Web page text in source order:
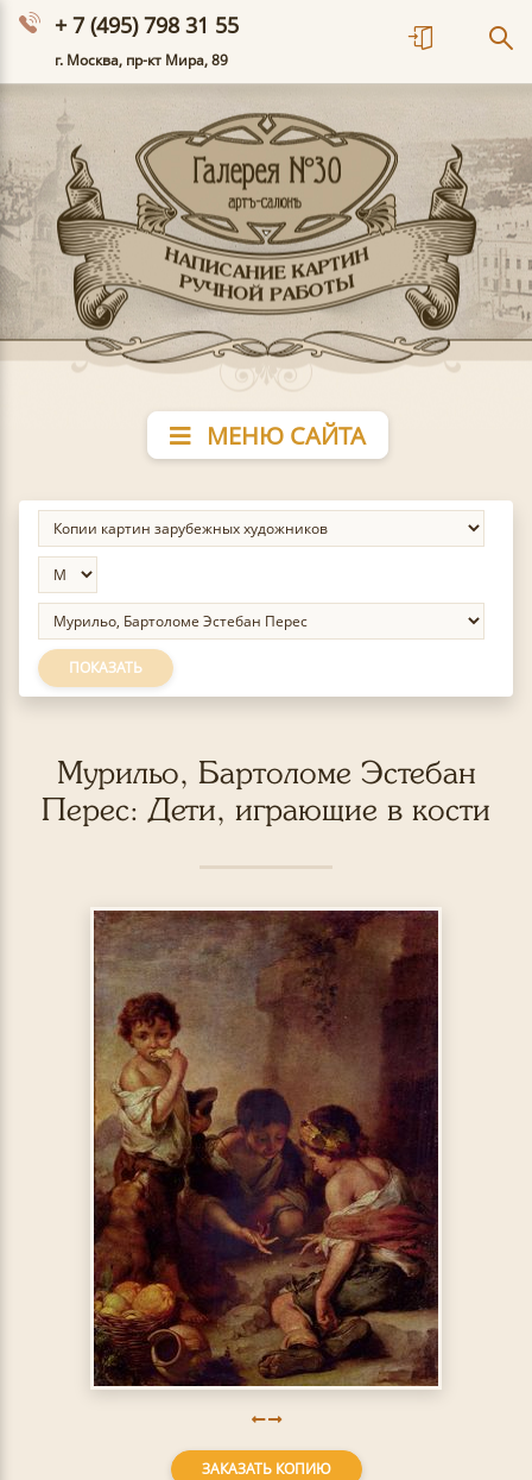
+ 7 (495) 798 31 55
г. Москва, пр-кт Мира, 89
МЕНЮ САЙТА
ПОКАЗАТЬ
Мурильо, Бартоломе Эстебан
Перес: Дети, играющие в кости
ЗАКАЗАТЬ КОПИЮ